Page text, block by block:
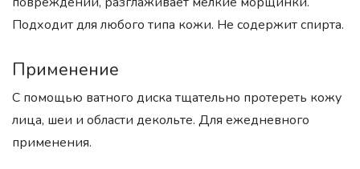
Подходит для любого типа кожи. Не содержит спирта.
Применение
С помощью ватного диска тщательно протереть кожу
лица, шеи и области декольте. Для ежедневного
применения.